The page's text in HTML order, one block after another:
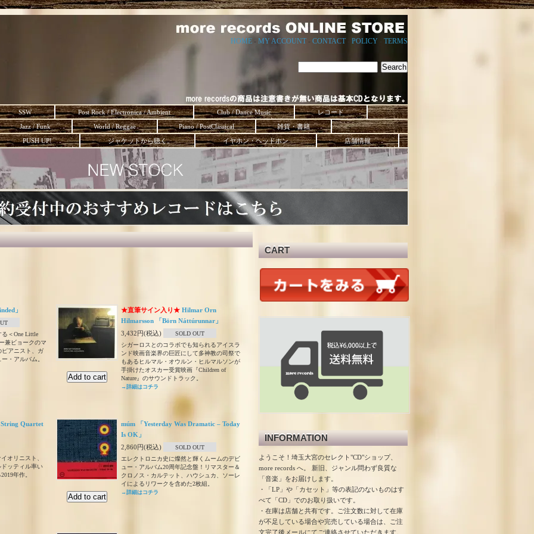
HOME - MY ACCOUNT - CONTACT- POLICY TERMS
SSW Post Rock / Electronica / Ambient Club / Dance Music
レコード
Jazz / Funk
World / Reggae Piano / PostClassical
雑貨・書籍
PUSH UP!
ジャケットから聴く。 イヤホン・ヘッドホン 店舗情報
」
＜One Little
兼ビョークのマ
ピアニスト、ガ
・アルバム。
★直筆サイン入り★ Hilmar Orn
Hilmarsson 「Börn Náttúrunnar」
3,432円(税込)
SOLD OUT
シガーロスとのコラボでも知られるアイスラ
ンド映画音楽界の巨匠にして多神教の司祭で
もあるヒルマル・オウルン・ヒルマルソンが
手掛けたオスカー受賞映画『Children of
Nature』のサウンドトラック。
→詳細はコチラ
String Quartet
オリニスト、
ッティル率い
年作。
múm 「Yesterday Was Dramatic – Today
Is OK」
2,860円(税込)
SOLD OUT
エレクトロニカ史に燦然と輝くムームのデビ
ュー・アルバム20周年記念盤！リマスター＆
クロノス・カルテット、ハウシュカ、ソーレ
イによるリワークを含めた2枚組。
→詳細はコチラ
CART
INFORMATION
ようこそ！埼玉大宮のセレクト"CD"ショップ、
more records へ。 新旧、ジャンル問わず良質な
「音楽」をお届けします。
・「LP」や「カセット」等の表記のないものはす
べて「CD」でのお取り扱いです。
・在庫は店舗と共有です。ご注文数に対して在庫
が不足している場合や完売している場合は、ご注
文完了後メールにてご連絡させていただきます。